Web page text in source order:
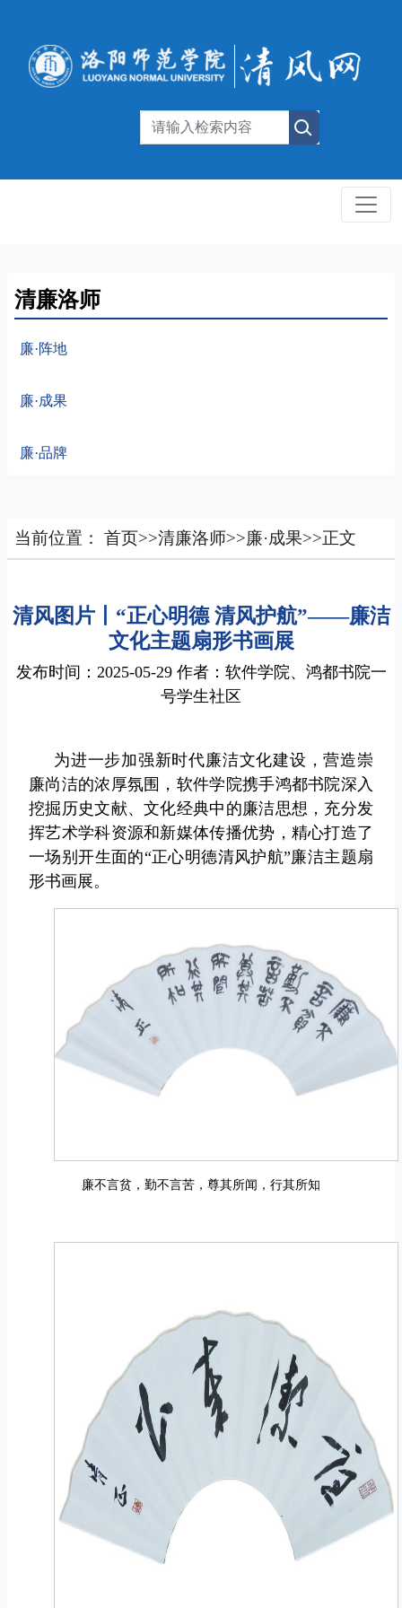
清廉洛师
廉·阵地
廉·成果
廉·品牌
当前位置： 首页>>清廉洛师>>廉·成果>>正文
清风图片丨“正心明德 清风护航”——廉洁
文化主题扇形书画展
发布时间：2025-05-29 作者：软件学院、鸿都书院一
号学生社区
为进一步加强新时代廉洁文化建设，营造崇
廉尚洁的浓厚氛围，软件学院携手鸿都书院深入
挖掘历史文献、文化经典中的廉洁思想，充分发
挥艺术学科资源和新媒体传播优势，精心打造了
一场别开生面的“正心明德清风护航”廉洁主题扇
形书画展。
廉不言贫，勤不言苦，尊其所闻，行其所知